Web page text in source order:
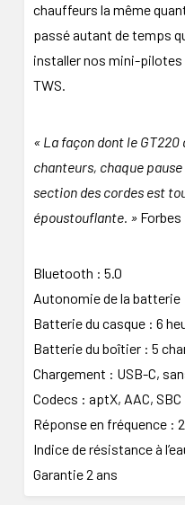
chauffeurs la même
passé autant de temps
installer nos mini-
TWS.
« La façon dont le
chanteurs, chaque
section des cordes est
époustouflante. » Forbes
Bluetooth : 5.0
Autonomie de la batterie
Batterie du casque : 6
Batterie du boîtier : 5
Chargement : USB-C,
Codecs : aptX, AAC, SBC
Réponse en fréquence :
Indice de résistance à
Garantie 2 ans